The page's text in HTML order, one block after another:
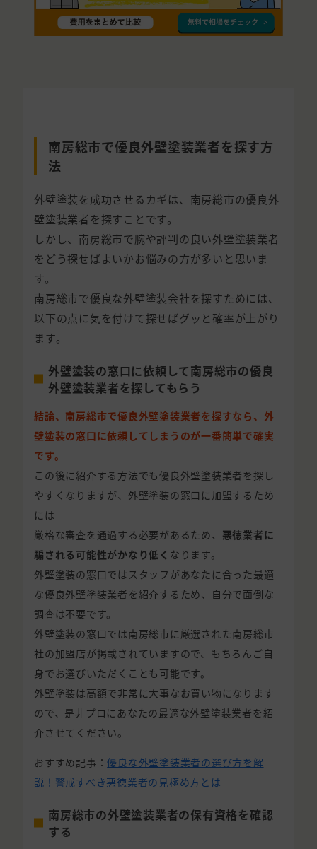
南房総市で優良外壁塗装業者を探す方
法
外壁塗装を成功させるカギは、南房総市の優良外
壁塗装業者を探すことです。
しかし、南房総市で腕や評判の良い外壁塗装業者
をどう探せばよいかお悩みの方が多いと思いま
す。
南房総市で優良な外壁塗装会社を探すためには、
以下の点に気を付けて探せばグッと確率が上がり
ます。
外壁塗装の窓口に依頼して南房総市の優良
外壁塗装業者を探してもらう
結論、南房総市で優良外壁塗装業者を探すなら、外
壁塗装の窓口に依頼してしまうのが一番簡単で確実
です。
この後に紹介する方法でも優良外壁塗装業者を探し
やすくなりますが、外壁塗装の窓口に加盟するため
には
厳格な審査を通過する必要があるため、 悪徳業者に
騙される可能性がかなり低く なります。
外壁塗装の窓口ではスタッフがあなたに合った最適
な優良外壁塗装業者を紹介するため、自分で面倒な
調査は不要です。
外壁塗装の窓口では南房総市に厳選された南房総市
社の加盟店が掲載されていますので、もちろんご自
身でお選びいただくことも可能です。
外壁塗装は高額で非常に大事なお買い物になります
ので、是非プロにあなたの最適な外壁塗装業者を紹
介させてください。
おすすめ記事：優良な外壁塗装業者の選び方を解
説！警戒すべき悪徳業者の見極め方とは
南房総市の外壁塗装業者の保有資格を確認
する